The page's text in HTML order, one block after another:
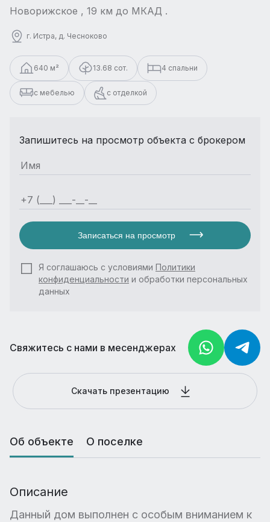
Новорижское , 19 км до МКАД .
г. Истра, д. Чесноково
640 м² 13.68 сот. 4 спальни
с мебелью с отделкой
Запишитесь на просмотр объекта с брокером
Записаться на просмотр
Я соглашаюсь с условиями Политики
конфиденциальности и обработки персональных
данных
Свяжитесь с нами в месенджерах
Скачать презентацию
Об объекте О поселке
Описание
Данный дом выполнен с особым вниманием к